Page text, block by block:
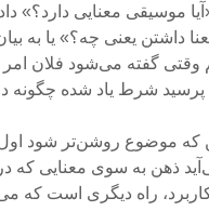
موسیقی معنایی
داشتن یعنی چه؟» یا به
وقتی گفته می‌شود فلان
پرسید شرط یاد شده
که موضوع روشن‌تر شود
ذهن به سوی معنایی که
راه دیگری است که